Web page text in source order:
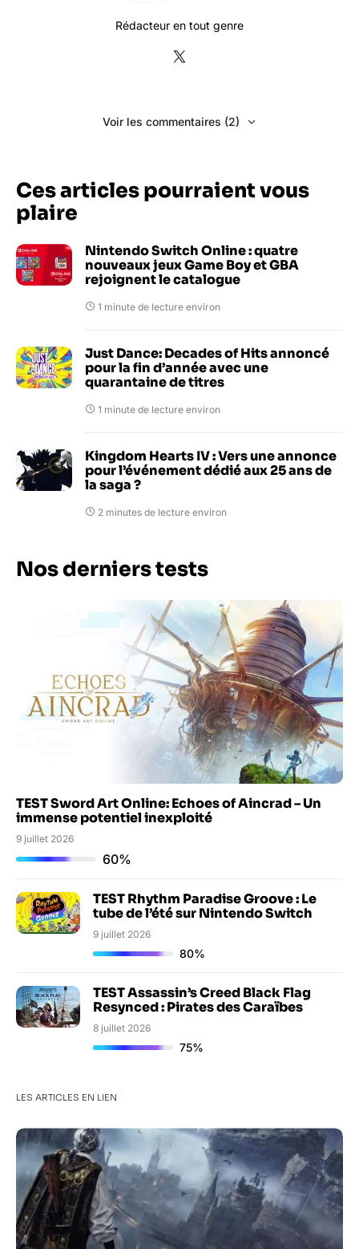
Rédacteur en tout genre
Voir les commentaires (2)
Ces articles pourraient vous
plaire
Nintendo Switch Online : quatre
nouveaux jeux Game Boy et GBA
rejoignent le catalogue
1 minute de lecture environ
Just Dance: Decades of Hits annoncé
pour la fin d’année avec une
quarantaine de titres
1 minute de lecture environ
Kingdom Hearts IV : Vers une annonce
pour l’événement dédié aux 25 ans de
la saga ?
2 minutes de lecture environ
Nos derniers tests
TEST Sword Art Online: Echoes of Aincrad – Un
immense potentiel inexploité
9 juillet 2026
60%
TEST Rhythm Paradise Groove : Le
tube de l’été sur Nintendo Switch
9 juillet 2026
80%
TEST Assassin’s Creed Black Flag
Resynced : Pirates des Caraïbes
8 juillet 2026
75%
LES ARTICLES EN LIEN